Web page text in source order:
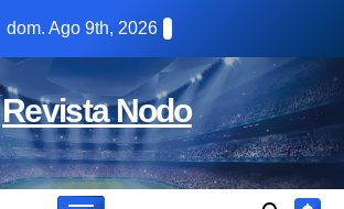
dom. Ago 9th, 2026
Revista Nodo